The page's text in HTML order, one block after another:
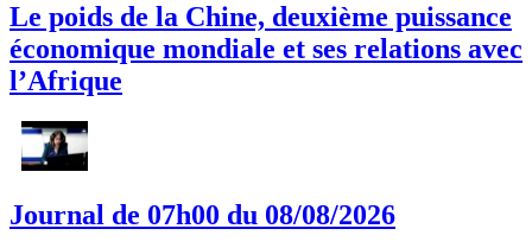
Le poids de la Chine, deuxième puissance
économique mondiale et ses relations avec
l’Afrique
Journal de 07h00 du 08/08/2026